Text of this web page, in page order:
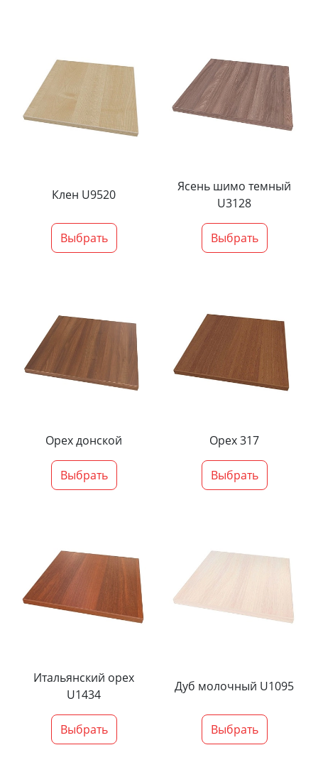
Клен U9520
Выбрать
Ясень шимо темный
U3128
Выбрать
Орех донской
Выбрать
Орех 317
Выбрать
Итальянский орех
U1434
Выбрать
Дуб молочный U1095
Выбрать